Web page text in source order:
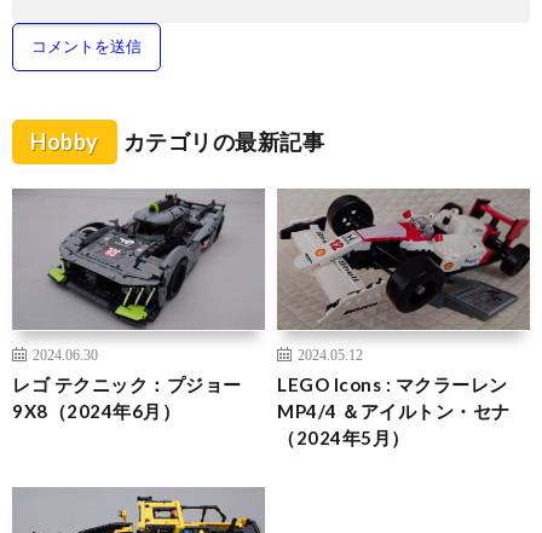
Hobby カテゴリの最新記事
2024.06.30
レゴ テクニック：プジョー
9X8（2024年6月）
2024.05.12
LEGO Icons : マクラーレン
MP4/4 ＆アイルトン・セナ
（2024年5月）